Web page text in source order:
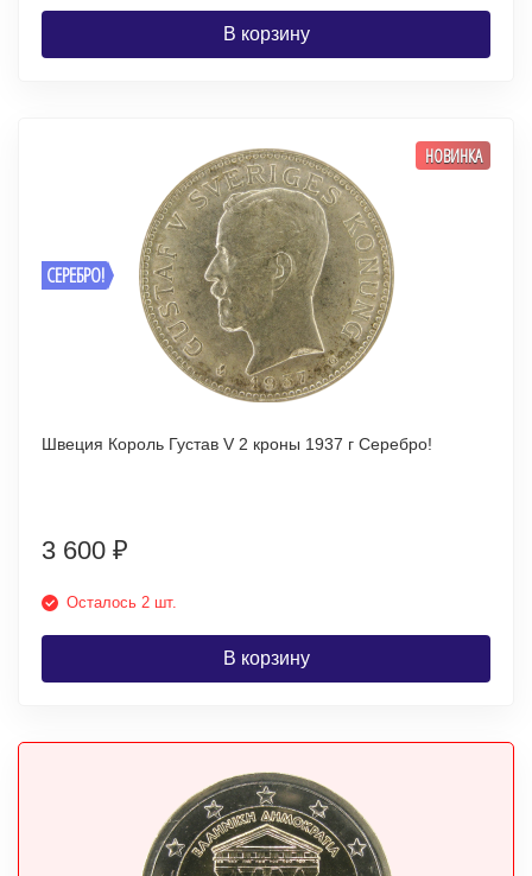
В корзину
СЕРЕБРО!
НОВИНКА
Швеция Король Густав V 2 кроны 1937 г Серебро!
3 600 ₽
Осталось 2 шт.
В корзину